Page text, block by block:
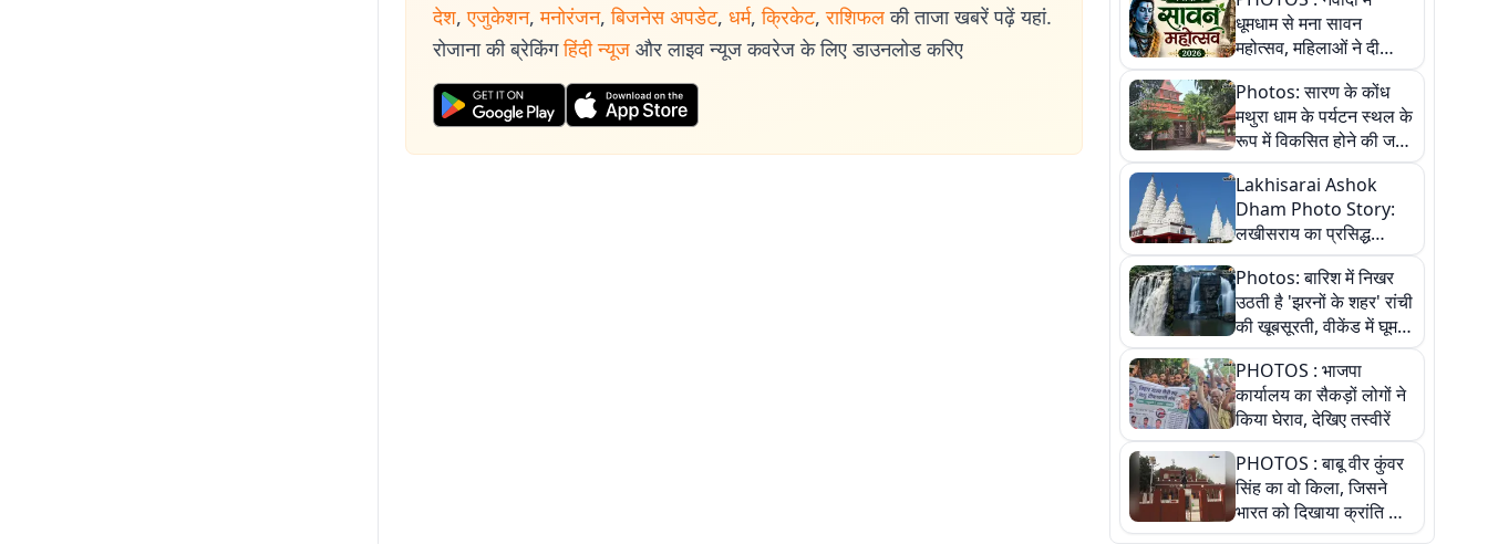
देश, एजुकेशन, मनोरंजन, बिजनेस अपडेट, धर्म, क्रिकेट, राशिफल की ताजा खबरें पढ़ें यहां.
रोजाना की ब्रेकिंग हिंदी न्यूज और लाइव न्यूज कवरेज के लिए डाउनलोड करिए
धूमधाम से मना सावन
महोत्सव, महिलाओं ने दी
सांस्कृतिक प्रस्तुतियां
Photos: सारण के कोंध
मथुरा धाम के पर्यटन स्थल के
रूप में विकसित होने की जगी
आस, 9 तस्वीरों में देखें पूरी
कहानी
Lakhisarai Ashok
Dham Photo Story:
लखीसराय का प्रसिद्ध
अशोक धाम—आस्था,
श्रृंगार, अनुष्ठान और
अलौकिक संध्या आरती के
विहंगम दृश्य
Photos: बारिश में निखर
उठती है 'झरनों के शहर' रांची
की खूबसूरती, वीकेंड में घूम
आएं ये 5 वादियां
PHOTOS : भाजपा
कार्यालय का सैकड़ों लोगों ने
किया घेराव, देखिए तस्वीरें
PHOTOS : बाबू वीर कुंवर
सिंह का वो किला, जिसने
भारत को दिखाया क्रांति का
रास्ता: तस्वीरों में देखिए